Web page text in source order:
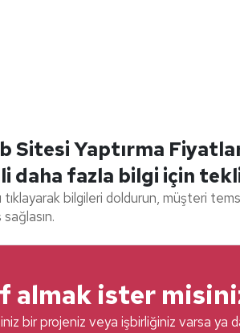
Sitesi Yaptırma
daha fazla bilgi için
bilgileri doldurun, müşteri
almak ister
bir projeniz veya işbirliğiniz varsa ya da